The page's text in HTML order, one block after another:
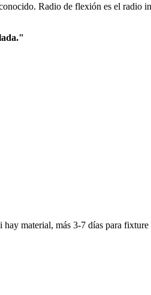
Radio de flexión es el radio
material, más 3-7 días para fixture